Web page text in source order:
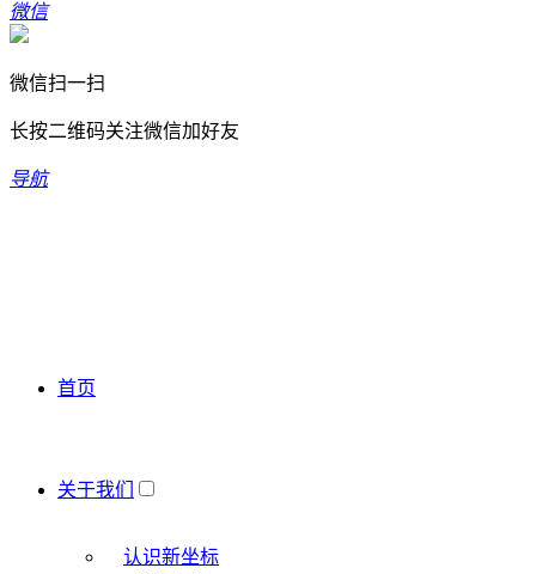
微信
微信扫一扫
长按二维码关注微信加好友
导航
首页
关于我们
认识新坐标